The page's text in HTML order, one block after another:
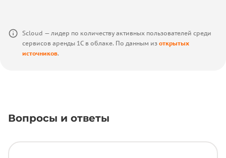
Scloud — лидер по количеству активных пользователей среди
сервисов аренды 1С в облаке. По данным из открытых
источников.
Вопросы и ответы